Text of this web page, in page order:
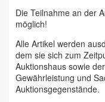
Die Teilnahme an der
möglich!
Alle Artikel werden
dem sie sich zum
Auktionshaus sowie
Gewährleistung und
Auktionsgegenstände.